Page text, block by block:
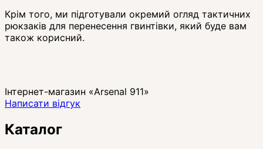
Крім того, ми підготували окремий огляд тактичних
рюкзаків для перенесення гвинтівки, який буде вам
також корисний.
Інтернет-магазин «Arsenal 911»
Написати відгук
Каталог